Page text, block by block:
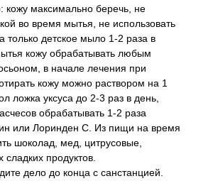
кожу максимально беречь, не
во время мытья, не использовать
только детское мыло 1-2 раза в
кожу обрабатывать любым
в начале лечения при
кожу можно раствором на 1
ложка уксуса до 2-3 раз в день,
обрабатывать 1-2 раза
или Лоринден С. Из пищи на время
шоколад, мед, цитрусовые,
продуктов.
дело до конца с санстанцией.